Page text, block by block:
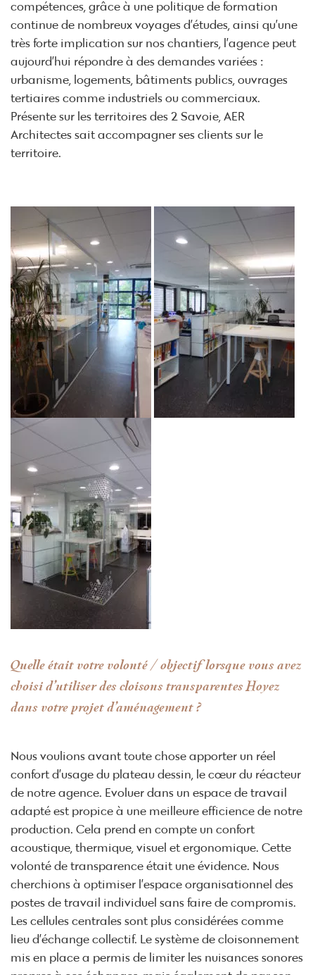
compétences, grâce à une politique de formation
continue de nombreux voyages d’études, ainsi qu’une
très forte implication sur nos chantiers, l’agence peut
aujourd’hui répondre à des demandes variées :
urbanisme, logements, bâtiments publics, ouvrages
tertiaires comme industriels ou commerciaux.
Présente sur les territoires des 2 Savoie, AER
Architectes sait accompagner ses clients sur le
territoire.
Quelle était votre volonté / objectif lorsque vous avez
choisi d’utiliser des cloisons transparentes Hoyez
dans votre projet d’aménagement ?
Nous voulions avant toute chose apporter un réel
confort d’usage du plateau dessin, le cœur du réacteur
de notre agence. Evoluer dans un espace de travail
adapté est propice à une meilleure efficience de notre
production. Cela prend en compte un confort
acoustique, thermique, visuel et ergonomique. Cette
volonté de transparence était une évidence. Nous
cherchions à optimiser l’espace organisationnel des
postes de travail individuel sans faire de compromis.
Les cellules centrales sont plus considérées comme
lieu d’échange collectif. Le système de cloisonnement
mis en place a permis de limiter les nuisances sonores